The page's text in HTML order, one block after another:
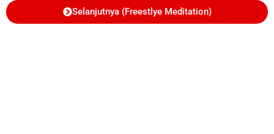
Selanjutnya (Freestlye Meditation)